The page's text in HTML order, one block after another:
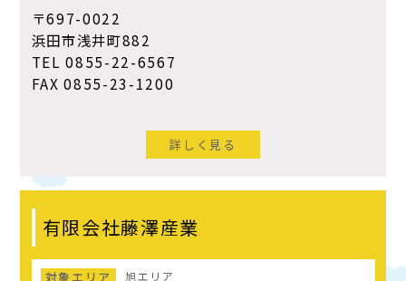
〒697-0022
浜田市浅井町882
TEL 0855-22-6567
FAX 0855-23-1200
詳しく見る
有限会社藤澤産業
対象エリア 旭エリア